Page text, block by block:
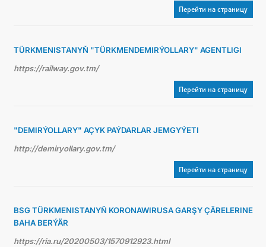
Перейти на страницу
TÜRKMENISTANYŇ "TÜRKMENDEMIRÝOLLARY" AGENTLIGI
https://railway.gov.tm/
Перейти на страницу
"DEMIRÝOLLARY" AÇYK PAÝDARLAR JEMGYÝETI
http://demiryollary.gov.tm/
Перейти на страницу
BSG TÜRKMENISTANYŇ KORONAWIRUSA GARŞY ÇÄRELERINE
BAHA BERÝÄR
https://ria.ru/20200503/1570912923.html